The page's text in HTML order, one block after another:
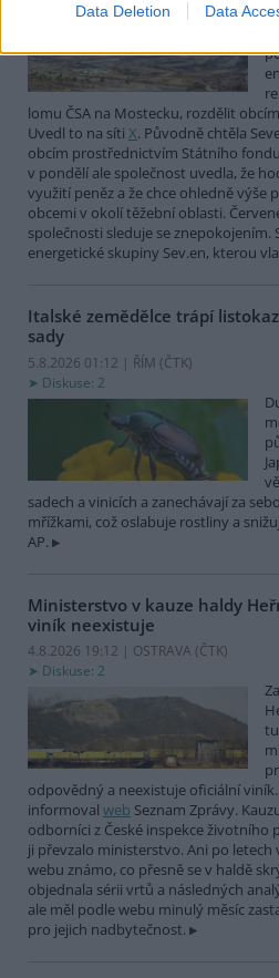
Data Deletion Data
lomu ČSA na Mostecku, rozdělit
Uvedl to na síti X. Původně chtěla
obcím prostřednictvím Státního
v pondělí ale společnost uvedla, že
využití peněz a že chce ohledně výše
obcemi v okolí těžební oblasti.
společnosti sleduje se znepokojením.
energetické skupiny Sev.en, kterou
Italské zemědělce trápí
sady
5.8.2026 01:12 | ŘÍM (ČTK)
Diskuse: 2
sadech a vinicích a zanechávají za
mřížkami, což oslabuje rostliny a
AP.
Ministerstvo v kauze haldy
viník neexistuje
4.8.2026 19:12 | OSTRAVA (ČTK)
Diskuse: 2
odpovědný a neexistuje oficiální
informoval web Seznam Zprávy.
odborníci z České inspekce životního
ji převzalo ministerstvo. Ani po
webu známo, co přesně se v haldě
objednala sérii vrtů a následných
ale měl podle webu minulý měsíc
pro jejich nadbytečnost.